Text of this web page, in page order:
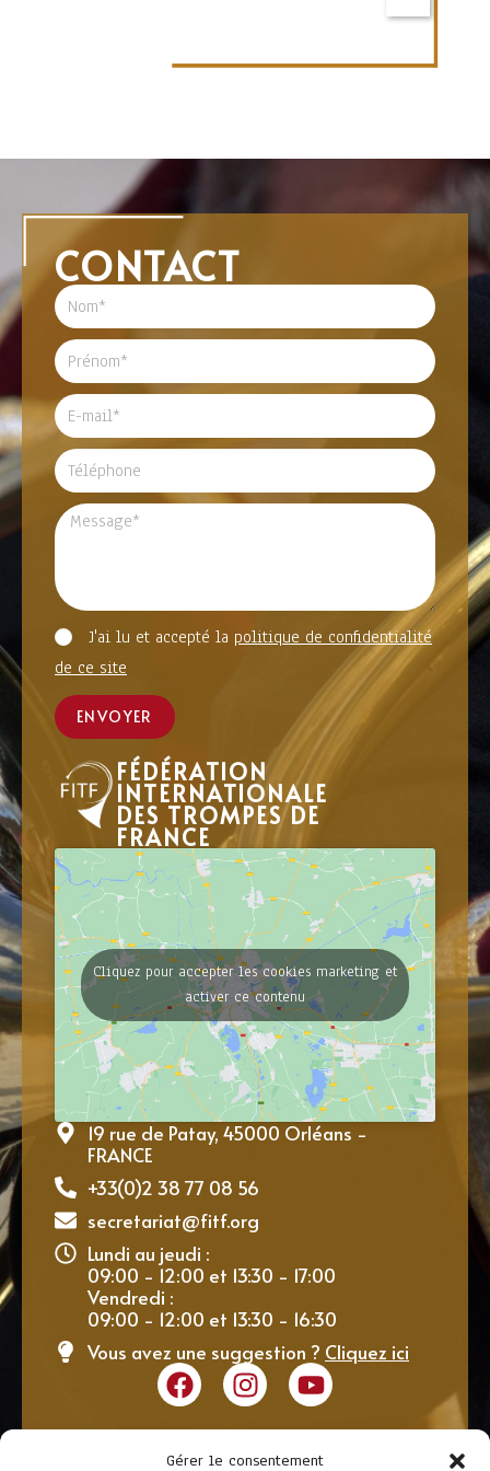
Gérer le consentement
CONTACT
J'ai lu et accepté la politique de confidentialité
de ce site
ENVOYER
FÉDÉRATION
INTERNATIONALE
DES TROMPES DE
FRANCE
Cliquez pour accepter les cookies marketing et
activer ce contenu
19 rue de Patay, 45000 Orléans -
FRANCE
+33(0)2 38 77 08 56
secretariat@fitf.org
Lundi au jeudi :
09:00 - 12:00 et 13:30 - 17:00
Vendredi :
09:00 - 12:00 et 13:30 - 16:30
Vous avez une suggestion ? Cliquez ici